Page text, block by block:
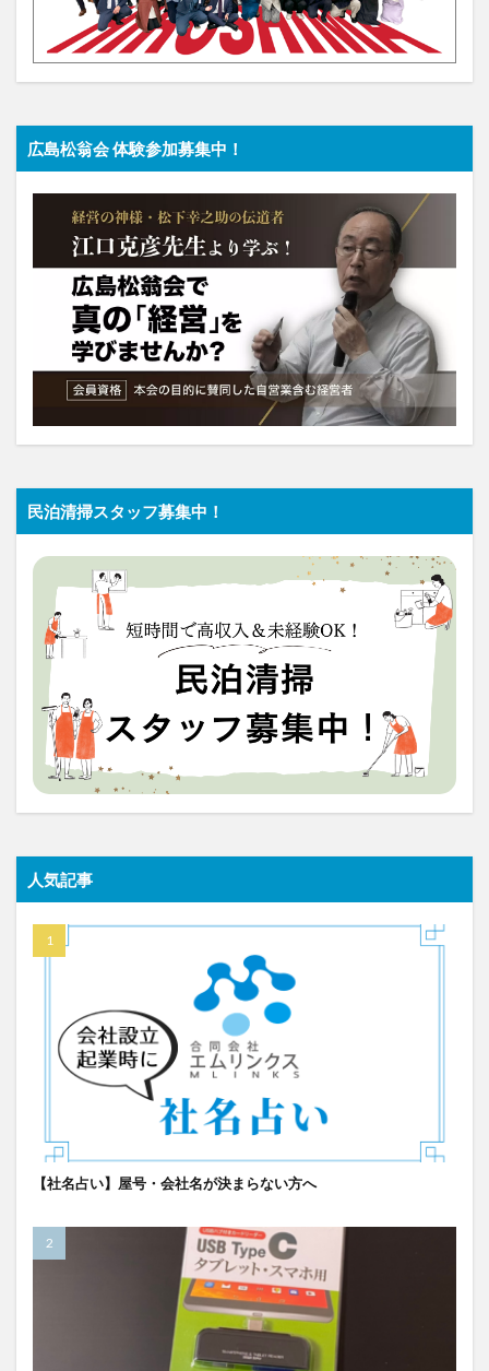
広島松翁会 体験参加募集中！
民泊清掃スタッフ募集中！
人気記事
【社名占い】屋号・会社名が決まらない方へ